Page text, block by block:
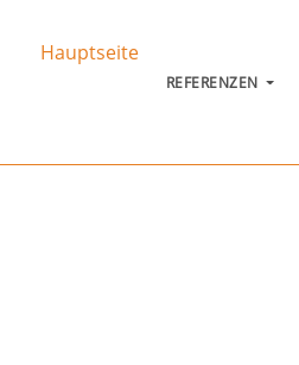
Hauptseite
REFERENZEN